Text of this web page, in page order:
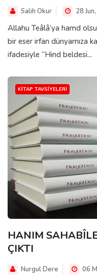
Salih Okur 28
Allahu Teâlâ’ya hamd
bir eser irfan dünyamıza
ifadesiyle “Hind beldesi...
KITAP TAVSIYELERI
HANIM
ÇIKTI
Nurgul Dere 06